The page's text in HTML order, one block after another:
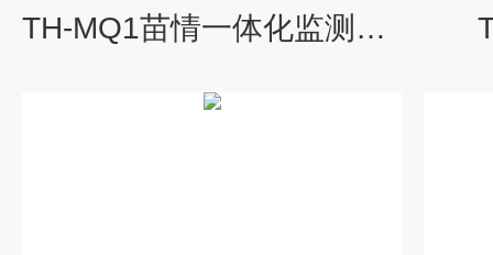
TH-MQ1苗情一体化监测系统